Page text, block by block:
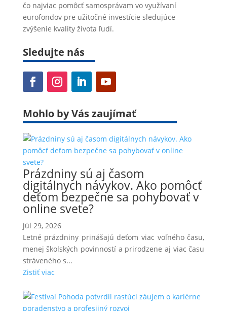
čo najviac pomôcť samosprávam vo využívaní
eurofondov pre užitočné investície sledujúce
zvýšenie kvality života ľudí.
Sledujte nás
Mohlo by Vás zaujímať
Prázdniny sú aj časom
digitálnych návykov. Ako pomôcť
deťom bezpečne sa pohybovať v
online svete?
júl 29, 2026
Letné prázdniny prinášajú deťom viac voľného času,
menej školských povinností a prirodzene aj viac času
stráveného s...
Zistiť viac